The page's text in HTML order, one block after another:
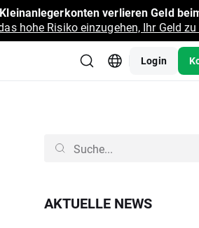
verlieren Geld
hohe Risiko einzugehen, Ihr Geld zu
Login
AKTUELLE NEWS